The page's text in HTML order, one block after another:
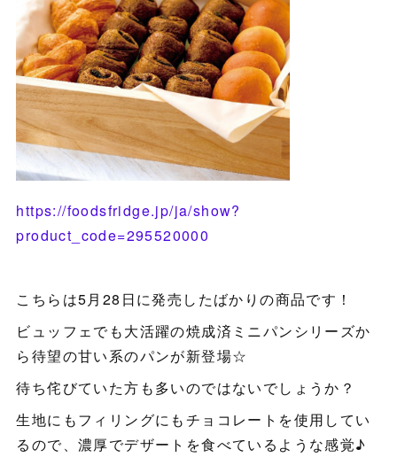
https://foodsfridge.jp/ja/show?
product_code=295520000
こちらは5月28日に発売したばかりの商品です！
ビュッフェでも大活躍の焼成済ミニパンシリーズか
ら待望の甘い系のパンが新登場☆
待ち侘びていた方も多いのではないでしょうか？
生地にもフィリングにもチョコレートを使用してい
るので、濃厚でデザートを食べているような感覚♪